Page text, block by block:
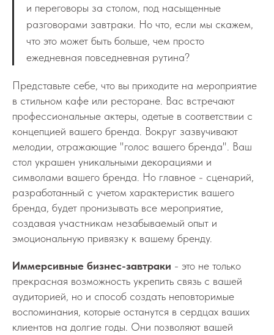
и переговоры за столом, под насыщенные
разговорами завтраки. Но что, если мы скажем,
что это может быть больше, чем просто
ежедневная повседневная рутина?
Представьте себе, что вы приходите на мероприятие
в стильном кафе или ресторане. Вас встречают
профессиональные актеры, одетые в соответствии с
концепцией вашего бренда. Вокруг зазвучивают
мелодии, отражающие "голос вашего бренда". Ваш
стол украшен уникальными декорациями и
символами вашего бренда. Но главное - сценарий,
разработанный с учетом характеристик вашего
бренда, будет пронизывать все мероприятие,
создавая участникам незабываемый опыт и
эмоциональную привязку к вашему бренду.
Иммерсивные бизнес-завтраки - это не только
прекрасная возможность укрепить связь с вашей
аудиторией, но и способ создать неповторимые
воспоминания, которые останутся в сердцах ваших
клиентов на долгие годы. Они позволяют вашей